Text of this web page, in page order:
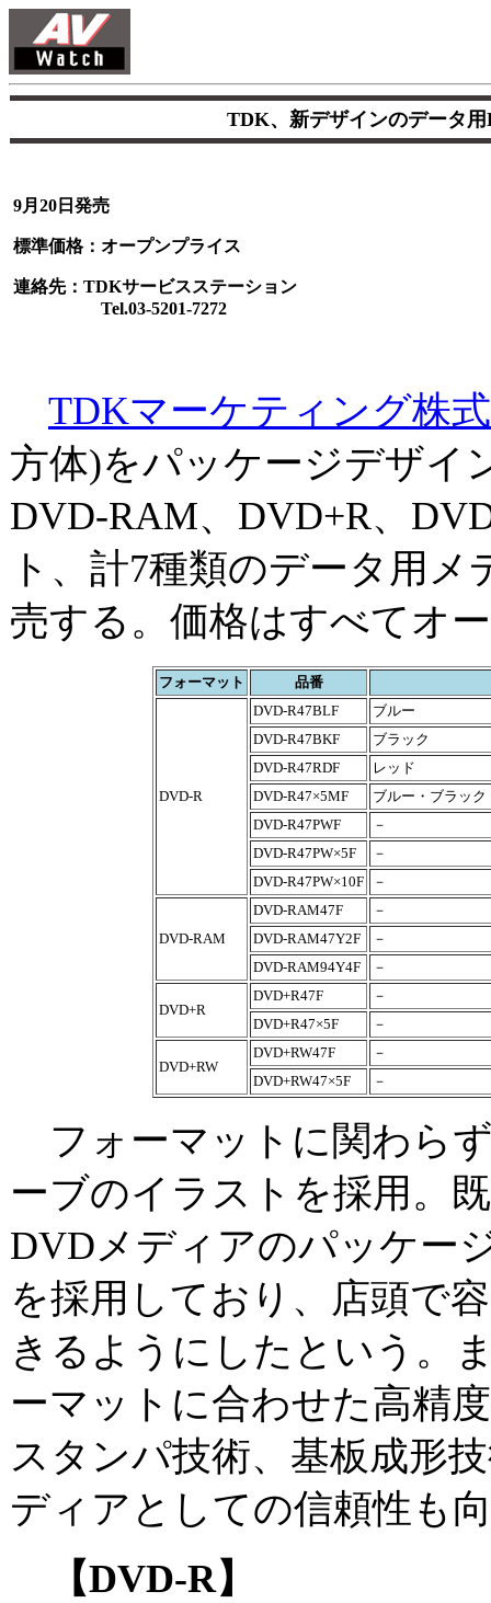
TDK、新デザインのデータ
9月20日発売
標準価格：オープンプライス
連絡先：TDKサービスステーション
Tel.03-5201-7272
TDKマーケティング株
方体)をパッケージデザイ
DVD-RAM、DVD+R、
ト、計7種類のデータ用メ
売する。価格はすべてオ
フォーマット 品番
DVD-R
DVD-R47BLF
ブルー
DVD-R47BKF
ブラック
DVD-R47RDF
レッド
DVD-R47×5MF
ブルー・ブラッ
DVD-R47PWF
－
DVD-R47PW×5F
－
DVD-R47PW×10F
－
DVD-RAM
DVD-RAM47F
－
DVD-RAM47Y2F
－
DVD-RAM94Y4F
－
DVD+R
DVD+R47F
－
DVD+R47×5F
－
DVD+RW
DVD+RW47F
－
DVD+RW47×5F
－
フォーマットに関わら
ーブのイラストを採用。
DVDメディアのパッケー
を採用しており、店頭で
きるようにしたという。
ーマットに合わせた高精
スタンパ技術、基板成形
ディアとしての信頼性も
【DVD-R】